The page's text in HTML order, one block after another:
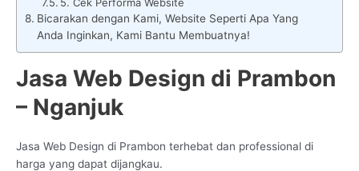
Bicarakan dengan Kami, Website Seperti Apa Yang
Anda Inginkan, Kami Bantu Membuatnya!
Jasa Web Design di Prambon
– Nganjuk
Jasa Web Design di Prambon terhebat dan professional di
harga yang dapat dijangkau.